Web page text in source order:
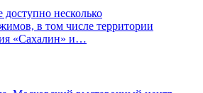
доступно несколько
в том числе территории
«Сахалин» и…